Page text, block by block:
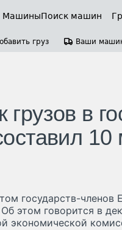
МашиныПоиск машин
груз Ваши
в
10
государств-членов
этом говорится в
экономической